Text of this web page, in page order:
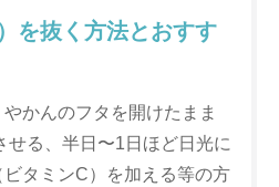
を抜く方法とおすす
やかんのフタを開けたまま
せる、半日〜1日ほど日光に
タミンC）を加える等の方